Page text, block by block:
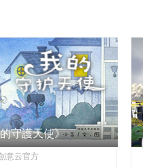
守護天使》
意云官方